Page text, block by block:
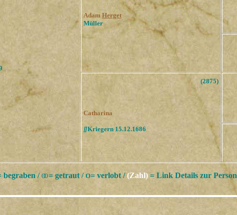
Adam Herget
Müller
(2875)
Catharina
[] Kriegern 15.12.1686
begraben / ОО = getraut / О = verlobt /(Zahl) = Link Details zur Person